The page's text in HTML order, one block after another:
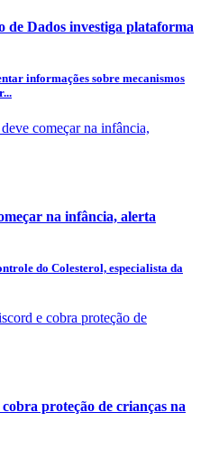
de Dados investiga plataforma
informações sobre mecanismos
na infância, alerta
do Colesterol, especialista da
proteção de crianças na